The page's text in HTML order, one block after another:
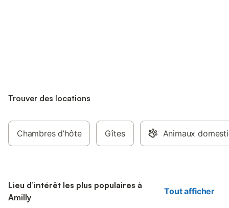
Trouver des locations
Chambres d’hôte Gîtes Animaux
Lieu d’intérêt les plus populaires à
Amilly
Tout afficher